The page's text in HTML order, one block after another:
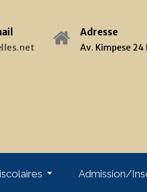
Adresse
Av. Kimpese 24
Admission/